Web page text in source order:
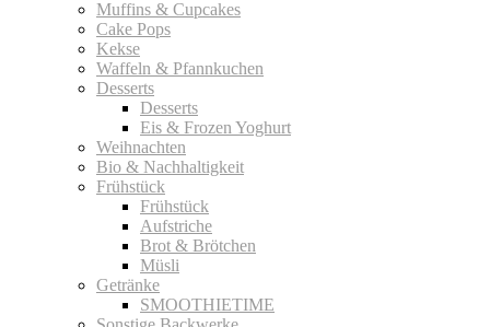
Muffins & Cupcakes
Cake Pops
Kekse
Waffeln & Pfannkuchen
Desserts
Desserts
Eis & Frozen Yoghurt
Weihnachten
Bio & Nachhaltigkeit
Frühstück
Frühstück
Aufstriche
Brot & Brötchen
Müsli
Getränke
SMOOTHIETIME